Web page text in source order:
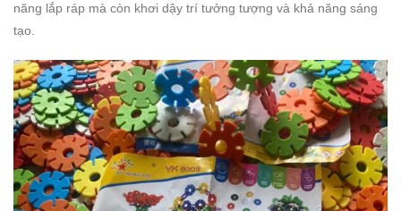
năng lắp ráp mà còn khơi dậy trí tưởng tượng và khả năng sáng
tạo.